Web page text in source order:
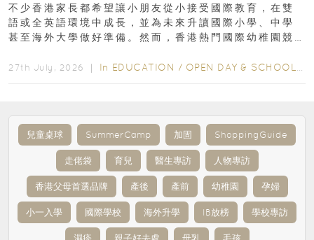
不少香港家長都希望讓小朋友從小接受國際教育，在雙
語或全英語環境中成長，並為未來升讀國際小學、中學
甚至海外大學做好準備。然而，香港熱門國際幼稚園競
27th July, 2026 ｜ In EDUCATION / OPEN DAY & SCHOOL EVENTS
兒童桌球 SummerCamp 加固 ShoppingGuide
走佬袋 育兒 醫生專訪 人物專訪
香港父母首選品牌 產後 產前 幼稚園 孕婦
小一入學 國際學校 海外升學 IB放榜 學校專訪